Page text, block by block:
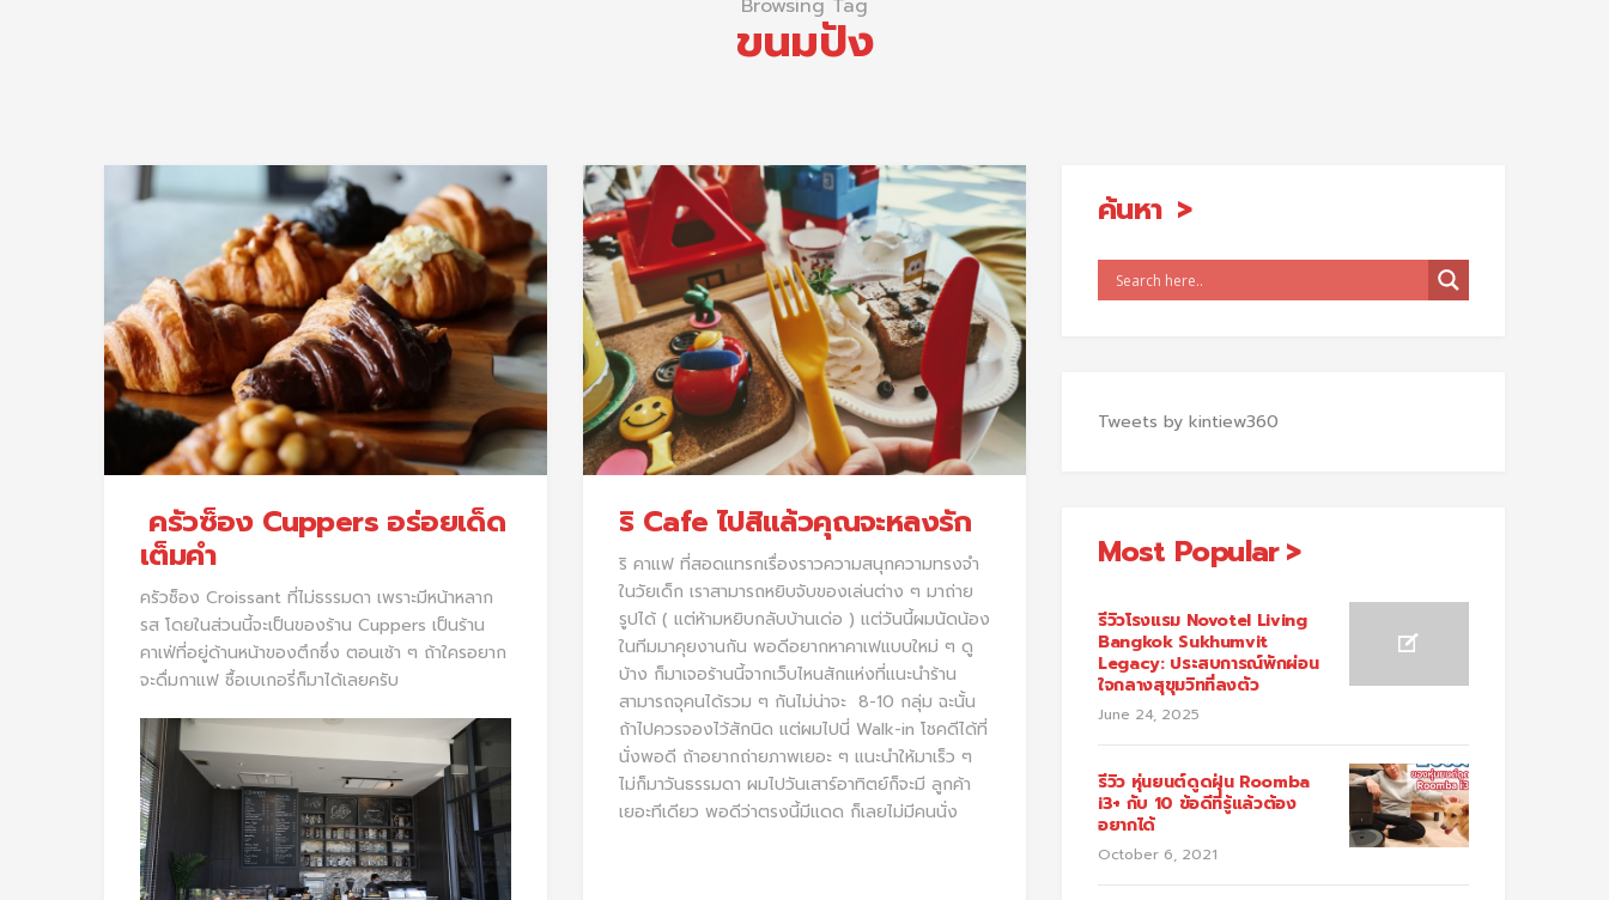
Browsing Tag
ขนมปัง
ครัวซ็อง Cuppers อร่อยเด็ด
เต็มคำ
ครัวซ็อง Croissant ที่ไม่ธรรมดา เพราะมีหน้าหลาก
รส โดยในส่วนนี้จะเป็นของร้าน Cuppers เป็นร้าน
คาเฟ่ที่อยู่ด้านหน้าของตึกซึ่ง ตอนเช้า ๆ ถ้าใครอยาก
จะดื่มกาแฟ ซื้อเบเกอรี่ก็มาได้เลยครับ
ริ Cafe ไปสิแล้วคุณจะหลงรัก
ริ คาแฟ ที่สอดแทรกเรื่องราวความสนุกความทรงจำ
ในวัยเด็ก เราสามารถหยิบจับของเล่นต่าง ๆ มาถ่าย
รูปได้ ( แต่ห้ามหยิบกลับบ้านเด่อ ) แต่วันนี้ผมนัดน้อง
ในทีมมาคุยงานกัน พอดีอยากหาคาเฟแบบใหม่ ๆ ดู
บ้าง ก็มาเจอร้านนี้จากเว็บไหนสักแห่งที่แนะนำร้าน
สามารถจุคนได้รวม ๆ กันไม่น่าจะ 8-10 กลุ่ม ฉะนั้น
ถ้าไปควรจองไว้สักนิด แต่ผมไปนี่ Walk-in โชคดีได้ที่
นั่งพอดี ถ้าอยากถ่ายภาพเยอะ ๆ แนะนำให้มาเร็ว ๆ
ไม่ก็มาวันธรรมดา ผมไปวันเสาร์อาทิตย์ก็จะมี ลูกค้า
เยอะทีเดียว พอดีว่าตรงนี้มีแดด ก็เลยไม่มีคนนั่ง
ค้นหา
Tweets by kintiew360
Most Popular
รีวิวโรงแรม Novotel Living
Bangkok Sukhumvit
Legacy: ประสบการณ์พักผ่อน
ใจกลางสุขุมวิทที่ลงตัว
June 24, 2025
รีวิว หุ่นยนต์ดูดฝุ่น Roomba
i3+ กับ 10 ข้อดีที่รู้แล้วต้อง
อยากได้
October 6, 2021